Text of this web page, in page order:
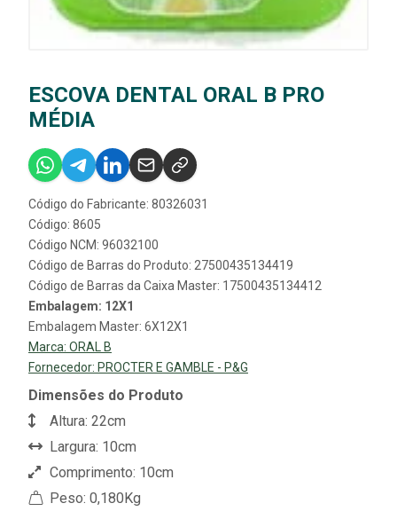
ESCOVA DENTAL ORAL B PRO
MÉDIA
Código do Fabricante: 80326031
Código: 8605
Código NCM: 96032100
Código de Barras do Produto: 27500435134419
Código de Barras da Caixa Master: 17500435134412
Embalagem: 12X1
Embalagem Master: 6X12X1
Marca: ORAL B
Fornecedor: PROCTER E GAMBLE - P&G
Dimensões do Produto
Altura: 22cm
Largura: 10cm
Comprimento: 10cm
Peso: 0,180Kg